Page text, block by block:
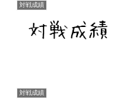
対戦成績
対戦成績